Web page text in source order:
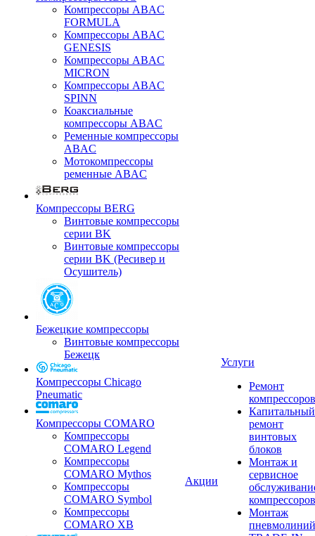
Компрессоры ABAC
FORMULA
Компрессоры ABAC
GENESIS
Компрессоры ABAC
MICRON
Компрессоры ABAC
SPINN
Коаксиальные
компрессоры ABAC
Ременные компрессоры
ABAC
Мотокомпрессоры
ременные ABAC
Компрессоры BERG
Винтовые компрессоры
серии BK
Винтовые компрессоры
серии BK (Ресивер и
Осушитель)
Бежецкие компрессоры
Винтовые компрессоры
Бежецк
Компрессоры Chicago
Pneumatic
Компрессоры COMARO
Компрессоры
COMARO Legend
Компрессоры
COMARO Mythos
Компрессоры
COMARO Symbol
Компрессоры
COMARO XB
Акции
Услуги
Ремонт
компрессоров
Капитальный
ремонт
винтовых
блоков
Монтаж и
сервисное
компрессоров
Монтаж
пневмолиний